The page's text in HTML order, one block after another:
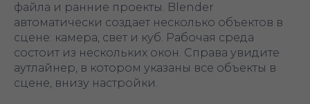
файла и ранние проекты. Blender
автоматически создает несколько объектов в
сцене: камера, свет и куб. Рабочая среда
состоит из нескольких окон. Справа увидите
аутлайнер, в котором указаны все объекты в
сцене, внизу настройки.